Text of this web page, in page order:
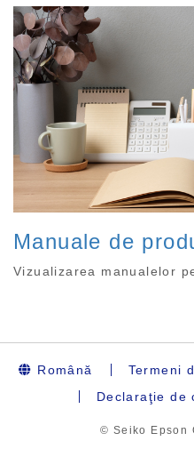
Manuale de
Vizualizarea manualelor
Română Termeni
Declaraţie de
© Seiko Epson